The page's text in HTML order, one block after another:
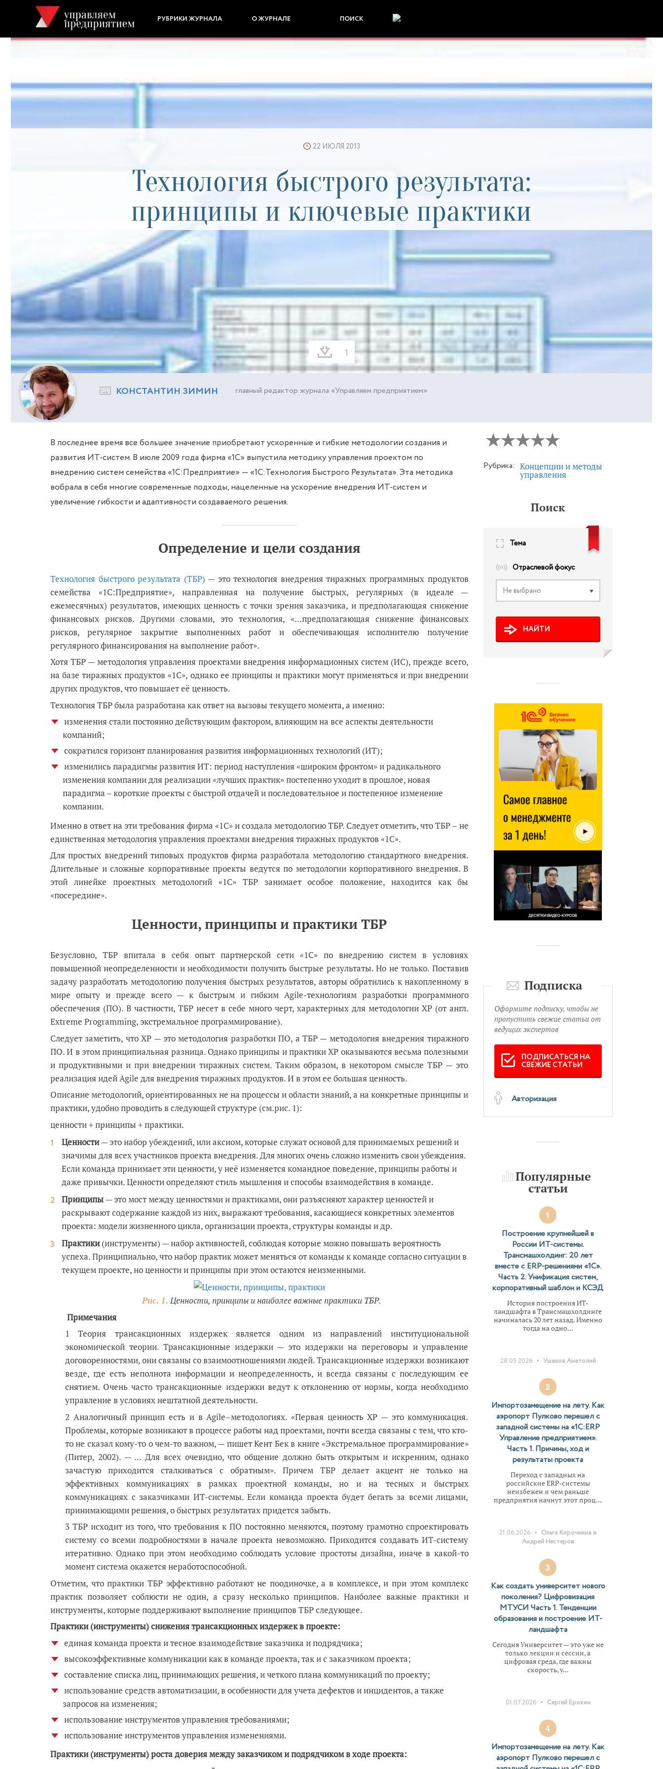
РУБРИКИ ЖУРНАЛА О ЖУРНАЛЕ ПОИСК
1
22 ИЮЛЯ 2013
Технология быстрого результата:
принципы и ключевые практики
КОНСТАНТИН ЗИМИН главный редактор журнала «Управляем предприятием»
В последнее время все большее значение приобретают ускоренные и гибкие методологии создания и
развития ИТ-систем. В июле 2009 года фирма «1С» выпустила методику управления проектом по
внедрению систем семейства «1С:Предприятие» — «1С:Технология Быстрого Результата». Эта методика
вобрала в себя многие современные подходы, нацеленные на ускорение внедрения ИТ-систем и
увеличение гибкости и адаптивности создаваемого решения.
Определение и цели создания
Технология быстрого результата (ТБР) — это технология внедрения тиражных программных продуктов
семейства «1С:Предприятие», направленная на получение быстрых, регулярных (в идеале —
ежемесячных) результатов, имеющих ценность с точки зрения заказчика, и предполагающая снижение
финансовых рисков. Другими словами, это технология, «...предполагающая снижение финансовых
рисков, регулярное закрытие выполненных работ и обеспечивающая исполнителю получение
регулярного финансирования на выполнение работ».
Хотя ТБР — методология управления проектами внедрения информационных систем (ИС), прежде всего,
на базе тиражных продуктов «1С», однако ее принципы и практики могут применяться и при внедрении
других продуктов, что повышает её ценность.
Технология ТБР была разработана как ответ на вызовы текущего момента, а именно:
изменения стали постоянно действующим фактором, влияющим на все аспекты деятельности
компаний;
сократился горизонт планирования развития информационных технологий (ИТ);
изменились парадигмы развития ИТ: период наступления «широким фронтом» и радикального
изменения компании для реализации «лучших практик» постепенно уходит в прошлое, новая
парадигма – короткие проекты с быстрой отдачей и последовательное и постепенное изменение
компании.
Именно в ответ на эти требования фирма «1С» и создала методологию ТБР. Следует отметить, что ТБР – не
единственная методология управления проектами внедрения тиражных продуктов «1С».
Для простых внедрений типовых продуктов фирма разработала методологию стандартного внедрения.
Длительные и сложные корпоративные проекты ведутся по методологии корпоративного внедрения. В
этой линейке проектных методологий «1С» ТБР занимает особое положение, находится как бы
«посередине».
Ценности, принципы и практики ТБР
Безусловно, ТБР впитала в себя опыт партнерской сети «1С» по внедрению систем в условиях
повышенной неопределенности и необходимости получить быстрые результаты. Но не только. Поставив
задачу разработать методологию получения быстрых результатов, авторы обратились к накопленному в
мире опыту и прежде всего — к быстрым и гибким Agile-технологиям разработки программного
обеспечения (ПО). В частности, ТБР несет в себе много черт, характерных для методологии XP (от англ.
Extreme Programming, экстремальное программирование).
Следует заметить, что XP — это методология разработки ПО, а ТБР — методология внедрения тиражного
ПО. И в этом принципиальная разница. Однако принципы и практики XP оказываются весьма полезными
и продуктивными и при внедрении тиражных систем. Таким образом, в некотором смысле ТБР — это
реализация идей Agile для внедрения тиражных продуктов. И в этом ее большая ценность.
Описание методологий, ориентированных не на процессы и области знаний, а на конкретные принципы и
практики, удобно проводить в следующей структуре (см.рис. 1):
ценности + принципы + практики.
Ценности— это набор убеждений, или аксиом, которые служат основой для принимаемых решений и
значимы для всех участников проекта внедрения. Для многих очень сложно изменить свои убеждения.
Если команда принимает эти ценности, у неё изменяется командное поведение, принципы работы и
даже привычки. Ценности определяют стиль мышления и способы взаимодействия в команде.
Принципы— это мост между ценностями и практиками, они разъясняют характер ценностей и
раскрывают содержание каждой из них, выражают требования, касающиеся конкретных элементов
проекта: модели жизненного цикла, организации проекта, структуры команды и др.
Практики(инструменты) — набор активностей, соблюдая которые можно повышать вероятность
успеха. Принципиально, что набор практик может меняться от команды к команде согласно ситуации в
текущем проекте, но ценности и принципы при этом остаются неизменными.
Рис. 1. Ценности, принципы и наиболее важные практики TБР.
Примечания
1 Теория трансакционных издержек является одним из направлений институциональной
экономической теории. Трансакционные издержки — это издержки на переговоры и управление
договоренностями, они связаны со взаимоотношениями людей. Трансакционные издержки возникают
везде, где есть неполнота информации и неопределенность, и всегда связаны с последующим ее
снятием. Очень часто трансакционные издержки ведут к отклонению от нормы, когда необходимо
управление в условиях нештатной деятельности.
2 Аналогичный принцип есть и в Agile–методологиях. «Первая ценность XP — это коммуникация.
Проблемы, которые возникают в процессе работы над проектами, почти всегда связаны с тем, что кто-
то не сказал кому-то о чем-то важном, — пишет Кент Бек в книге «Экстремальное программирование»
(Питер, 2002). — ... Для всех очевидно, что общение должно быть открытым и искренним, однако
зачастую приходится сталкиваться с обратным». Причем ТБР делает акцент не только на
эффективных коммуникациях в рамках проектной команды, но и на тесных и быстрых
коммуникациях с заказчиками ИТ-системы. Если команда проекта будет бегать за всеми лицами,
принимающими решения, о быстрых результатах придется забыть.
3 ТБР исходит из того, что требования к ПО постоянно меняются, поэтому грамотно спроектировать
систему со всеми подробностями в начале проекта невозможно. Приходится создавать ИТ-систему
итеративно. Однако при этом необходимо соблюдать условие простоты дизайна, иначе в какой-то
момент система окажется неработоспособной.
Отметим, что практики ТБР эффективно работают не поодиночке, а в комплексе, и при этом комплекс
практик позволяет соблюсти не один, а сразу несколько принципов. Наиболее важные практики и
инструменты, которые поддерживают выполнение принципов ТБР следующее.
Практики (инструменты) снижения трансакционных издержек в проекте:
единая команда проекта и тесное взаимодействие заказчика и подрядчика;
высокоэффективные коммуникации как в команде проекта, так и с заказчиком проекта;
составление списка лиц, принимающих решения, и четкого плана коммуникаций по проекту;
использование средств автоматизации, в особенности для учета дефектов и инцидентов, а также
запросов на изменения;
использование инструментов управления требованиями;
использование инструментов управления изменениями.
Практики (инструменты) роста доверия между заказчиком и подрядчиком в ходе проекта:
Рубрика: Концепции и методы
управления
Поиск
Тема
Отраслевой фокус
Не выбрано
НАЙТИ
Подписка
Оформите подписку, чтобы не
пропустить свежие статьи от
ведущих экспертов
ПОДПИСАТЬСЯ НА
СВЕЖИЕ СТАТЬИ
Авторизация
Популярные
статьи
1
Построение крупнейшей в
России ИТ-системы.
Трансмашхолдинг: 20 лет
вместе с ERP-решениями «1С».
Часть 2. Унификация систем,
корпоративный шаблон и КСЭД
История построения ИТ-
ландшафта в Трансмашхолдинге
начиналась 20 лет назад. Именно
тогда на одно...
28.05.2026 • Ушаков Анатолий
2
Импортозамещение на лету. Как
аэропорт Пулково перешел с
западной системы на «1С:ERP
Управление предприятием».
Часть 1. Причины, ход и
результаты проекта
Переход с западных на
российские ERP-системы
неизбежен и чем раньше
предприятия начнут этот проц...
21.06.2026 • Ольга Корочкина и
Андрей Нестеров
3
Как создать университет нового
поколения? Цифровизация
МТУСИ Часть 1. Тенденции
образования и построение ИТ-
ландшафта
Сегодня Университет — это уже не
только лекции и сессии, а
цифровая среда, где важны
скорость, у...
01.07.2026 • Сергей Ерохин
4
Импортозамещение на лету. Как
аэропорт Пулково перешел с